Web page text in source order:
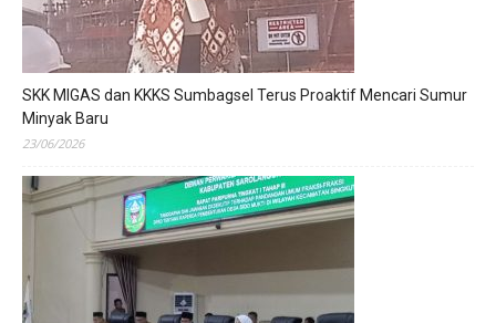
SKK MIGAS dan KKKS Sumbagsel Terus Proaktif Mencari Sumur
Minyak Baru
23/06/2026